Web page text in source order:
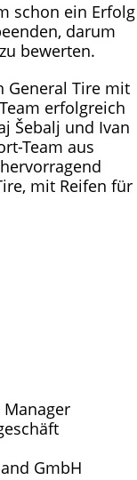
schon ein Erfolg
darum
bewerten.
General Tire mit
erfolgreich
Šebalj und Ivan
Team aus
mit Reifen für
GmbH